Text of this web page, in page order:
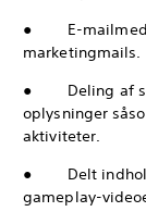
● E-
marketingmails.
● Deling af
oplysninger
aktiviteter.
● Delt indhold:
gameplay-